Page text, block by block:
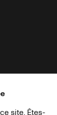
site. Êtes-